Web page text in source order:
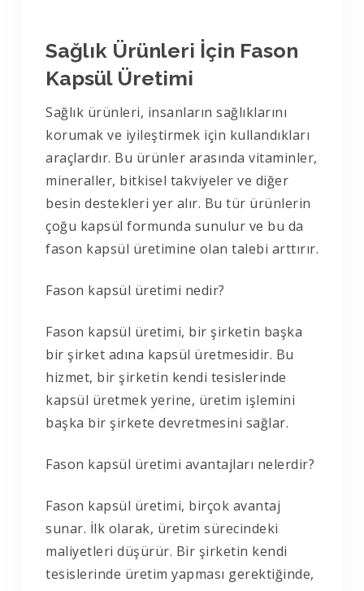
Sağlık Ürünleri İçin Fason
Kapsül Üretimi
Sağlık ürünleri, insanların sağlıklarını
korumak ve iyileştirmek için kullandıkları
araçlardır. Bu ürünler arasında vitaminler,
mineraller, bitkisel takviyeler ve diğer
besin destekleri yer alır. Bu tür ürünlerin
çoğu kapsül formunda sunulur ve bu da
fason kapsül üretimine olan talebi arttırır.
Fason kapsül üretimi nedir?
Fason kapsül üretimi, bir şirketin başka
bir şirket adına kapsül üretmesidir. Bu
hizmet, bir şirketin kendi tesislerinde
kapsül üretmek yerine, üretim işlemini
başka bir şirkete devretmesini sağlar.
Fason kapsül üretimi avantajları nelerdir?
Fason kapsül üretimi, birçok avantaj
sunar. İlk olarak, üretim sürecindeki
maliyetleri düşürür. Bir şirketin kendi
tesislerinde üretim yapması gerektiğinde,